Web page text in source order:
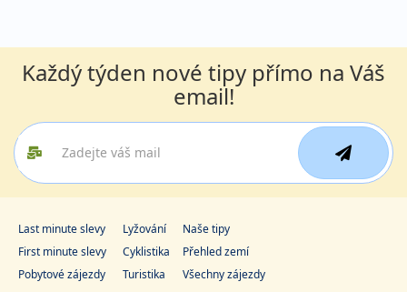
Každý týden nové tipy přímo na Váš
email!
Last minute slevy
First minute slevy
Pobytové zájezdy
Lyžování
Cyklistika
Turistika
Naše tipy
Přehled zemí
Všechny zájezdy